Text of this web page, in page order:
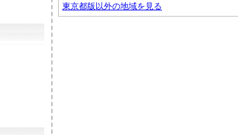
東京都版以外の地域を見る